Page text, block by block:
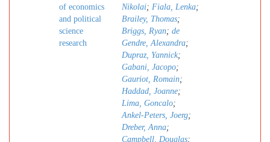
of economics
and political
science
research
Nikolai; Fiala, Lenka;
Brailey, Thomas;
Briggs, Ryan; de
Gendre, Alexandra;
Dupraz, Yannick;
Gabani, Jacopo;
Gauriot, Romain;
Haddad, Joanne;
Lima, Goncalo;
Ankel-Peters, Joerg;
Dreber, Anna;
Campbell, Douglas;